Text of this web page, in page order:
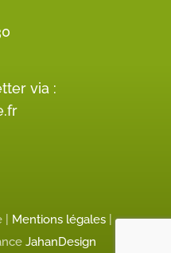
via :
Mentions légales|
JahanDesign